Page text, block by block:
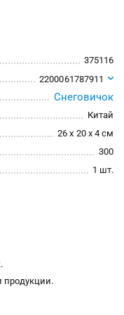
375116
2200061787911
Снеговичок
Китай
26 x 20 x 4 см
300
1 шт.
продукции.